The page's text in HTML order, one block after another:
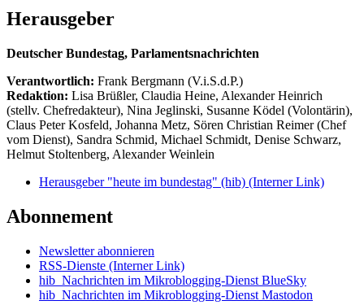
Herausgeber
Deutscher Bundestag, Parlamentsnachrichten
Verantwortlich: Frank Bergmann (V.i.S.d.P.)
Redaktion: Lisa Brüßler, Claudia Heine, Alexander Heinrich
(stellv. Chefredakteur), Nina Jeglinski, Susanne Ködel (Volontärin),
Claus Peter Kosfeld, Johanna Metz, Sören Christian Reimer (Chef
vom Dienst), Sandra Schmid, Michael Schmidt, Denise Schwarz,
Helmut Stoltenberg, Alexander Weinlein
Herausgeber "heute im bundestag" (hib) (Interner Link)
Abonnement
Newsletter abonnieren
RSS-Dienste (Interner Link)
hib_Nachrichten im Mikroblogging-Dienst BlueSky
hib_Nachrichten im Mikroblogging-Dienst Mastodon